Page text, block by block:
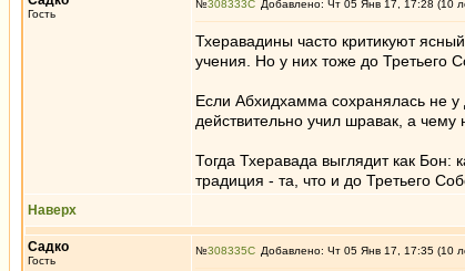
Гость
№308333 Добавлено: Чт 05 Янв 17, 17:28 (10
Тхеравадины часто критикуют
учения. Но у них тоже до Третьего
Если Абхидхамма сохранялась не
действительно учил шравак, а чему
Тогда Тхеравада выглядит как
традиция - та, что и до Третьего
Наверх
Садко
Гость
№308335 Добавлено: Чт 05 Янв 17, 17:35 (10